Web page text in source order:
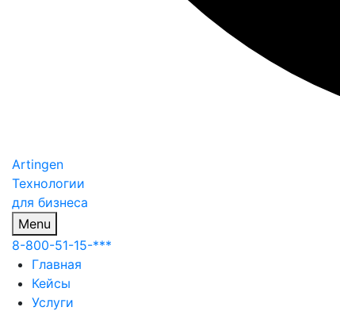
Artingen
Технологии
для бизнеса
Menu
8-800-51-15-***
Главная
Кейсы
Услуги